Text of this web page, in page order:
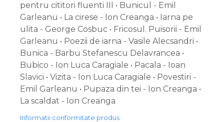
pentru cititori fluenti III • Bunicul - Emil
Garleanu • La cirese - Ion Creanga • Iarna pe
ulita - George Cosbuc • Fricosul. Puisorii - Emil
Garleanu • Poezii de iarna - Vasile Alecsandri •
Bunica - Barbu Stefanescu Delavrancea •
Bubico - Ion Luca Caragiale • Pacala - Ioan
Slavici • Vizita - Ion Luca Caragiale • Povestiri -
Emil Garleanu • Pupaza din tei - Ion Creanga •
La scaldat - Ion Creanga
Informatii conformitate produs